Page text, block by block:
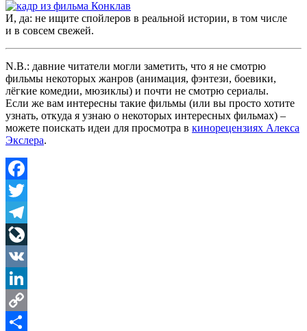
И, да: не ищите спойлеров в реальной истории, в том числе
и в совсем свежей.
N.B.: давние читатели могли заметить, что я не смотрю
фильмы некоторых жанров (анимация, фэнтези, боевики,
лёгкие комедии, мюзиклы) и почти не смотрю сериалы.
Если же вам интересны такие фильмы (или вы просто хотите
узнать, откуда я узнаю о некоторых интересных фильмах) –
можете поискать идеи для просмотра в кинорецензиях Алекса
Экслера.
Facebook
Twitter
Telegram
LiveJournal
VK
LinkedIn
Copy